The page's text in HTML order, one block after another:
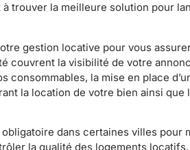
trouver la meilleure solution pour
gestion locative pour vous
couvrent la visibilité de votre
consommables, la mise en place
la location de votre bien ainsi
dans certaines villes pour
la qualité des logements